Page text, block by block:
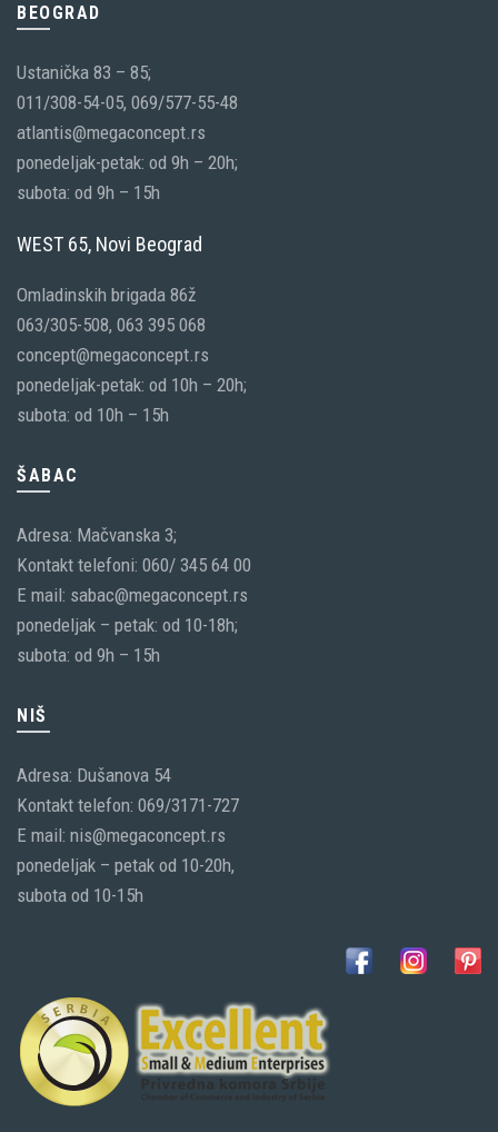
BEOGRAD
Ustanička 83 – 85;
011/308-54-05, 069/577-55-48
atlantis@megaconcept.rs
ponedeljak-petak: od 9h – 20h;
subota: od 9h – 15h
WEST 65, Novi Beograd
Omladinskih brigada 86ž
063/305-508, 063 395 068
concept@megaconcept.rs
ponedeljak-petak: od 10h – 20h;
subota: od 10h – 15h
ŠABAC
Adresa: Mačvanska 3;
Kontakt telefoni: 060/ 345 64 00
E mail: sabac@megaconcept.rs
ponedeljak – petak: od 10-18h;
subota: od 9h – 15h
NIŠ
Adresa: Dušanova 54
Kontakt telefon: 069/3171-727
E mail: nis@megaconcept.rs
ponedeljak – petak od 10-20h,
subota od 10-15h